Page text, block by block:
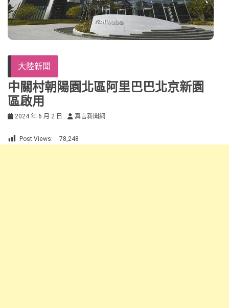
大陸新聞
中關村朝陽園北區阿里巴巴北京新園
區啟用
2024 年 6 月 2 日 真言新聞網
Post Views: 78,248